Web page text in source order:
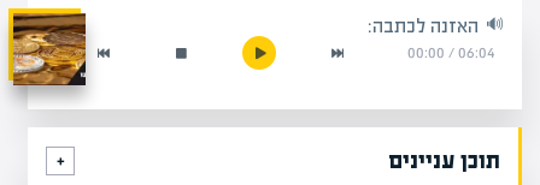
האזנה לכתבה:
06:04
/
00:00
תוכן עניינים